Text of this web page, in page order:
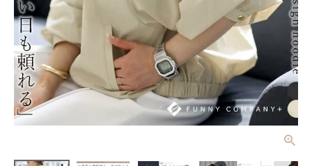
【撥水・UV
加工】ギャザ
ーデザインパ
3】
¥6,380